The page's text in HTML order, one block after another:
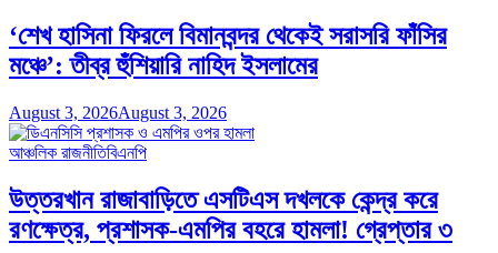
‘শেখ হাসিনা ফিরলে বিমানবন্দর থেকেই সরাসরি ফাঁসির
মঞ্চে’: তীব্র হুঁশিয়ারি নাহিদ ইসলামের
August 3, 2026August 3, 2026
আঞ্চলিক রাজনীতিবিএনপি
উত্তরখান রাজাবাড়িতে এসটিএস দখলকে কেন্দ্র করে
রণক্ষেত্র, প্রশাসক-এমপির বহরে হামলা! গ্রেপ্তার ৩